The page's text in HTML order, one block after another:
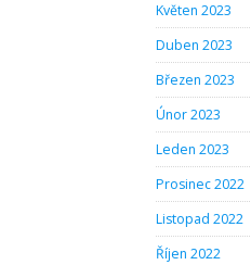
Květen 2023
Duben 2023
Březen 2023
Únor 2023
Leden 2023
Prosinec 2022
Listopad 2022
Říjen 2022